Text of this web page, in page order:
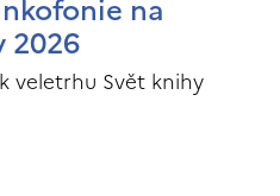
na
2026
veletrhu Svět knihy